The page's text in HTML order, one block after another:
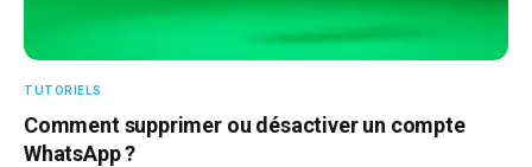
TUTORIELS
Comment supprimer ou désactiver un compte
WhatsApp ?